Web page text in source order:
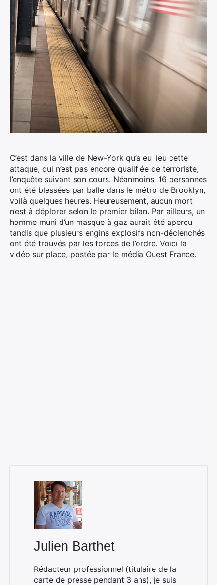
C’est dans la ville de New-York qu’a eu lieu cette
attaque, qui n’est pas encore qualifiée de terroriste,
l’enquête suivant son cours. Néanmoins, 16 personnes
ont été blessées par balle dans le métro de Brooklyn,
voilà quelques heures. Heureusement, aucun mort
n’est à déplorer selon le premier bilan. Par ailleurs, un
homme muni d’un masque à gaz aurait été aperçu
tandis que plusieurs engins explosifs non-déclenchés
ont été trouvés par les forces de l’ordre. Voici la
vidéo sur place, postée par le média Ouest France.
Julien Barthet
Rédacteur professionnel (titulaire de la
carte de presse pendant 3 ans), je suis